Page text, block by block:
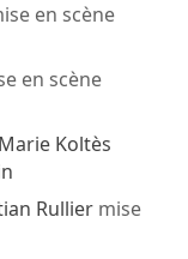
en scène
en scène
Koltès
Rulliermise